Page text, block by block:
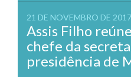
21 DE NOVEMBRO DE 2017
Assis Filho
chefe da
presidência de